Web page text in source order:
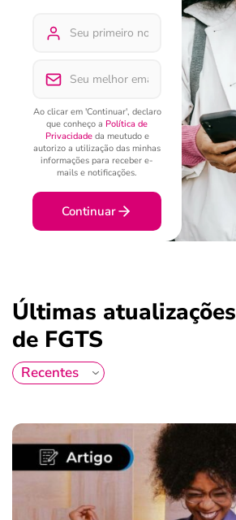
Ao clicar em 'Continuar', declaro
que conheço a Política de
Privacidadeda meutudo e
autorizo a utilização das minhas
informações para receber e-
mails e notificações.
Continuar
Últimas atualizações
de FGTS